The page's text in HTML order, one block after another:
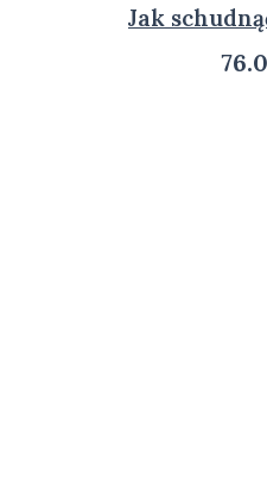
Jak